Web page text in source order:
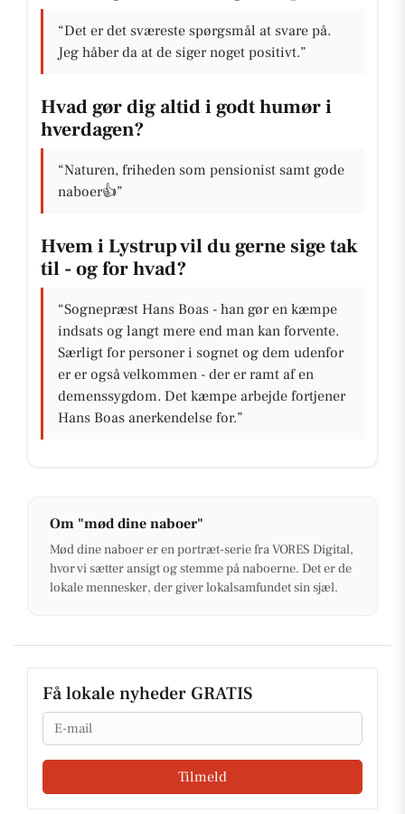
“Det er det sværeste spørgsmål at svare på.
Jeg håber da at de siger noget positivt.”
Hvad gør dig altid i godt humør i
hverdagen?
“Naturen, friheden som pensionist samt gode
naboer👍”
Hvem i Lystrup vil du gerne sige tak
til - og for hvad?
“Sognepræst Hans Boas - han gør en kæmpe
indsats og langt mere end man kan forvente.
Særligt for personer i sognet og dem udenfor
er er også velkommen - der er ramt af en
demenssygdom. Det kæmpe arbejde fortjener
Hans Boas anerkendelse for.”
Om "mød dine naboer"
Mød dine naboer er en portræt-serie fra VORES Digital,
hvor vi sætter ansigt og stemme på naboerne. Det er de
lokale mennesker, der giver lokalsamfundet sin sjæl.
Få lokale nyheder GRATIS
Email
Tilmeld